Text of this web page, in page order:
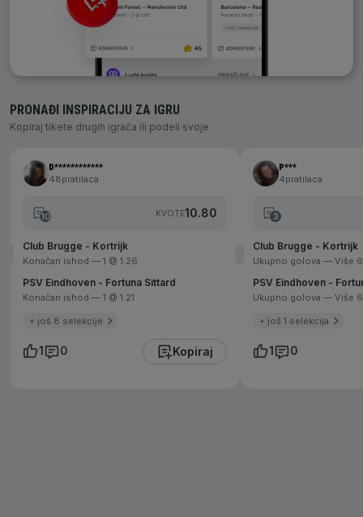
PRONAĐI INSPIRACIJU ZA IGRU
Kopiraj tikete drugih igrača ili podeli svoje
D************
48pratilaca
10 KVOTE10.80
Club Brugge - Kortrijk
Konačan ishod — 1 @ 1.26
PSV Eindhoven - Fortuna Sittard
Konačan ishod — 1 @ 1.21
+ još 8 selekcije
1 0 Kopiraj
P***
4pratilaca
3
Club Brugge - Kortrijk
Ukupno golova — Više
PSV Eindhoven -
Ukupno golova — Više
+ još 1 selekcija
1 0